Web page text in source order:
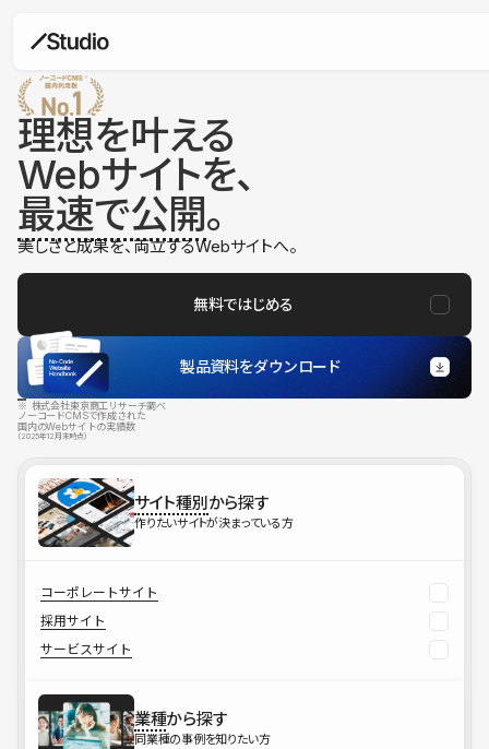
理想を叶える
Webサイトを、
最速で公開。
美しさと成果を、両立するWebサイトへ。
無料ではじめる
製品資料をダウンロード
※ 株式会社東京商工リサーチ調べ
ノーコードCMSで作成された
国内のWebサイトの実績数
（2025年12月末時点）
サイト種別から探す
作りたいサイトが決まっている方
コーポレートサイト
採用サイト
サービスサイト
業種から探す
同業種の事例を知りたい方